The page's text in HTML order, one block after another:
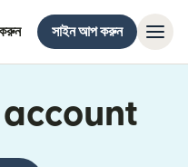
সাইন আপ করুন